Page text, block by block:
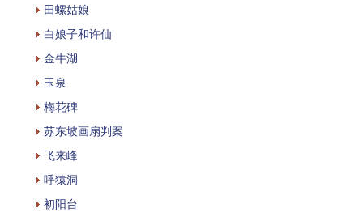
田螺姑娘
白娘子和许仙
金牛湖
玉泉
梅花碑
苏东坡画扇判案
飞来峰
呼猿洞
初阳台